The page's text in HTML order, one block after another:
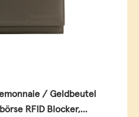
/ Geldbeutel
RFID Blocker,